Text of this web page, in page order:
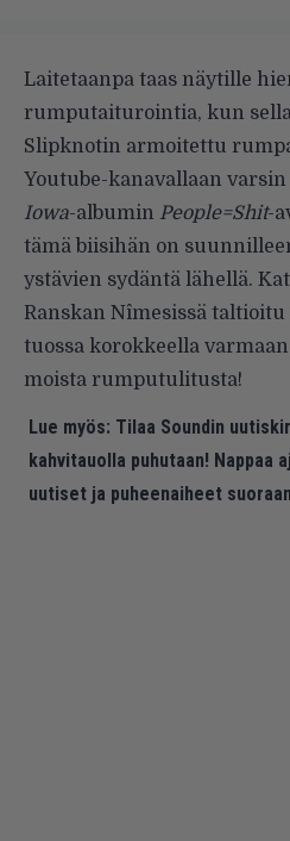
Laitetaanpa taas näytille
rumputaiturointia, kun
Slipknotin armoitettu
Youtube-kanavallaan
Iowa-albumin People=Shit-
tämä biisihän on
ystävien sydäntä lähellä.
Ranskan Nîmesissä taltioitu
tuossa korokkeella
moista rumputulitusta!
Lue myös: Tilaa Soundin
kahvitauolla puhutaan! Nappaa
uutiset ja puheenaiheet